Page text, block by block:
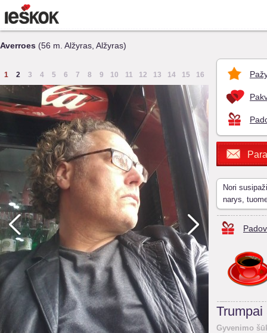
Averroes (56 m. Alžyras, Alžyras)
1 2 3 4 5 6 7 8 9 10 11 12 13 14 15 16
Nori
narys,
Trumpai
Gyvenimo